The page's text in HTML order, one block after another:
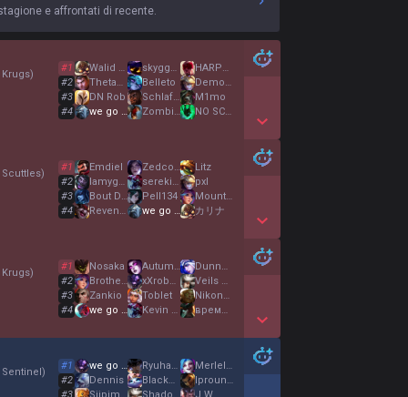
e affrontati di recente.
Krugs)
#1
#2 Belleto
#3 DN Rob
M1mo
#4
Show More Detail Games
Scuttles)
#1 Emdiel
Litz
#2
pxl
#3 Pell134
#4 カリナ
Show More Detail Games
Krugs)
#1 Nosaka
#2
#3 Zankio Toblet
#4
Show More Detail Games
Sentinel)
#1
#2 Dennis
#3
J W